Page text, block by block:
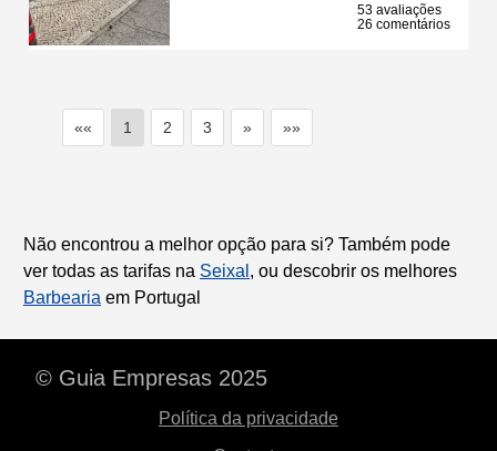
53 avaliações
26 comentários
«« 1 2 3 » »»
Não encontrou a melhor opção para si? Também pode
ver todas as tarifas na Seixal , ou descobrir os melhores
Barbearia em Portugal
© Guia Empresas 2025
Política da privacidade